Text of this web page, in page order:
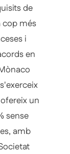
de
cop més
i
en
un
sense
amb